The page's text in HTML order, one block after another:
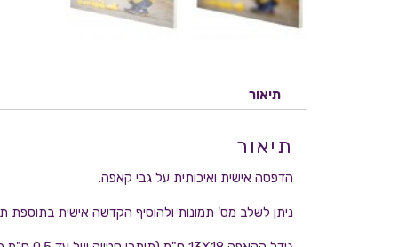
תיאור
תיאור
הדפסה אישית ואיכותית על גבי קאפה.
ניתן לשלב מס' תמונות ולהוסיף הקדשה אישית בתוספת